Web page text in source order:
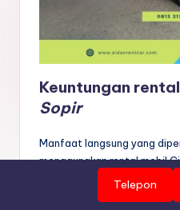
Keuntungan
Sopir
Manfaat langsung yang
menggunakan rental mobil
kami gambarkan dalam
Telepon